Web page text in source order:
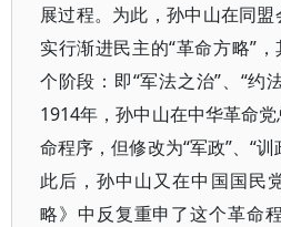
展过程。为此，孙中山在同
实行渐进民主的“革命方略”
个阶段：即“军法之治”、“约
1914年，孙中山在中华革命
命程序，但修改为“军政”、“训
此后，孙中山又在中国国民
略》中反复重申了这个革命